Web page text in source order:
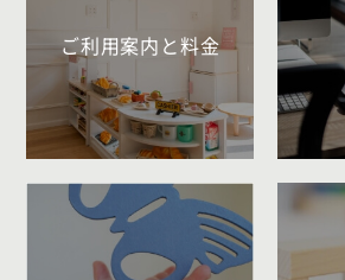
ご利用案内と料金